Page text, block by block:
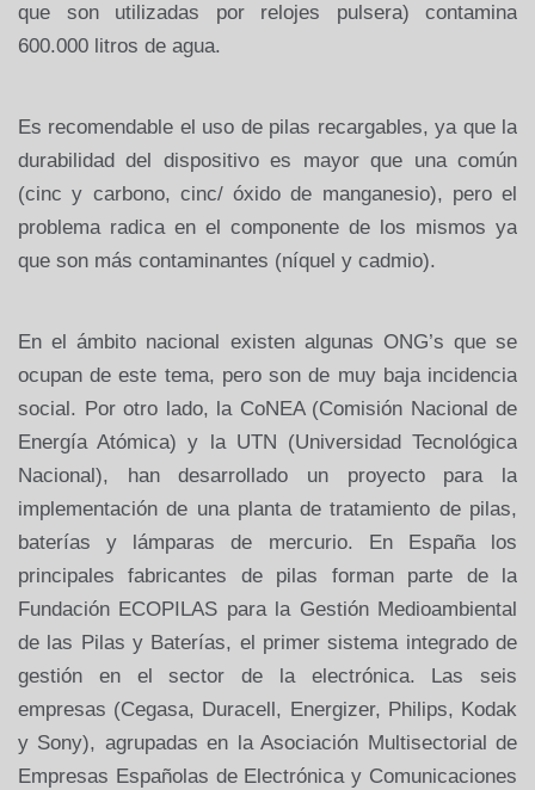
que son utilizadas por relojes pulsera) contamina
600.000 litros de agua.
Es recomendable el uso de pilas recargables, ya que la
durabilidad del dispositivo es mayor que una común
(cinc y carbono, cinc/ óxido de manganesio), pero el
problema radica en el componente de los mismos ya
que son más contaminantes (níquel y cadmio).
En el ámbito nacional existen algunas ONG’s que se
ocupan de este tema, pero son de muy baja incidencia
social. Por otro lado, la CoNEA (Comisión Nacional de
Energía Atómica) y la UTN (Universidad Tecnológica
Nacional), han desarrollado un proyecto para la
implementación de una planta de tratamiento de pilas,
baterías y lámparas de mercurio. En España los
principales fabricantes de pilas forman parte de la
Fundación ECOPILAS para la Gestión Medioambiental
de las Pilas y Baterías, el primer sistema integrado de
gestión en el sector de la electrónica. Las seis
empresas (Cegasa, Duracell, Energizer, Philips, Kodak
y Sony), agrupadas en la Asociación Multisectorial de
Empresas Españolas de Electrónica y Comunicaciones